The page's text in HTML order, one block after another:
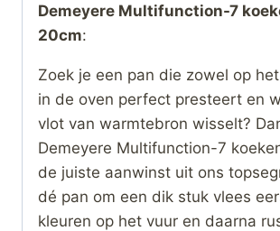
Demeyere Multifunction-7
20cm:
Zoek je een pan die zowel op
in de oven perfect presteert en
vlot van warmtebron wisselt?
Demeyere Multifunction-7
de juiste aanwinst uit ons
dé pan om een dik stuk vlees
kleuren op het vuur en daarna